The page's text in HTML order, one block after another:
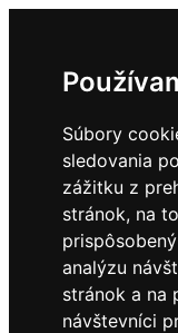
Súbory
sledovania
zážitku z
stránok, na
analýzu
stránok a na
návštevníci